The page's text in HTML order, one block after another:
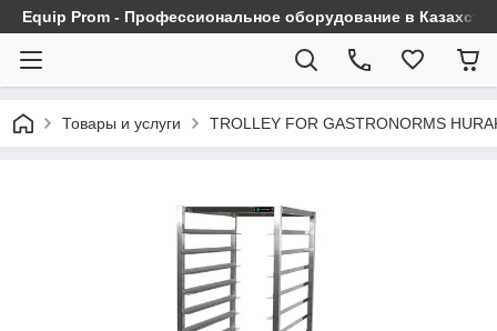
Equip Prom - Профессиональное оборудование в
Товары и услуги TROLLEY FOR GASTRONORMS